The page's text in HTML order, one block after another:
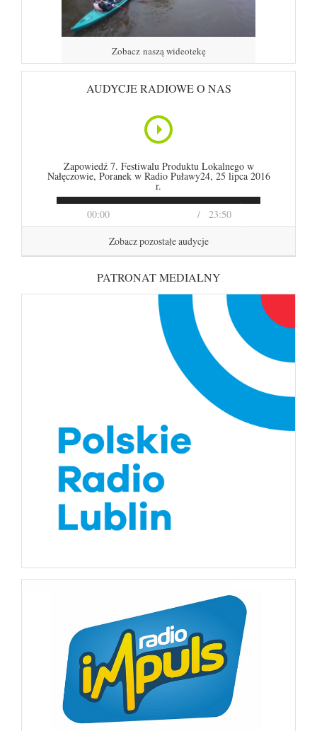
Zobacz naszą wideotekę
AUDYCJE RADIOWE O NAS
00:00 23:50
Zapowiedź 7. Festiwalu Produktu Lokalnego w
Nałęczowie, Poranek w Radio Puławy24, 25 lipca 2016
r.
Zobacz pozostałe audycje
PATRONAT MEDIALNY